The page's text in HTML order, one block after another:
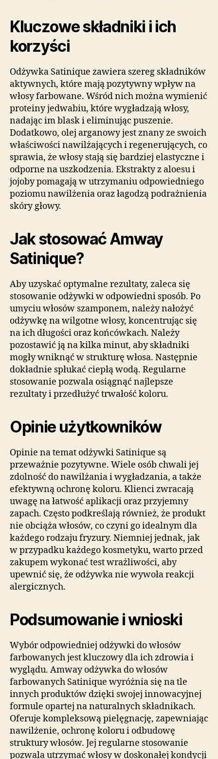
Kluczowe składniki i ich
korzyści
Odżywka Satinique zawiera szereg składników
aktywnych, które mają pozytywny wpływ na
włosy farbowane. Wśród nich można wymienić
proteiny jedwabiu, które wygładzają włosy,
nadając im blask i eliminując puszenie.
Dodatkowo, olej arganowy jest znany ze swoich
właściwości nawilżających i regenerujących, co
sprawia, że włosy stają się bardziej elastyczne i
odporne na uszkodzenia. Ekstrakty z aloesu i
jojoby pomagają w utrzymaniu odpowiedniego
poziomu nawilżenia oraz łagodzą podrażnienia
skóry głowy.
Jak stosować Amway
Satinique?
Aby uzyskać optymalne rezultaty, zaleca się
stosowanie odżywki w odpowiedni sposób. Po
umyciu włosów szamponem, należy nałożyć
odżywkę na wilgotne włosy, koncentrując się
na ich długości oraz końcówkach. Należy
pozostawić ją na kilka minut, aby składniki
mogły wniknąć w strukturę włosa. Następnie
dokładnie spłukać ciepłą wodą. Regularne
stosowanie pozwala osiągnąć najlepsze
rezultaty i przedłużyć trwałość koloru.
Opinie użytkowników
Opinie na temat odżywki Satinique są
przeważnie pozytywne. Wiele osób chwali jej
zdolność do nawilżania i wygładzania, a także
efektywną ochronę koloru. Klienci zwracają
uwagę na łatwość aplikacji oraz przyjemny
zapach. Często podkreślają również, że produkt
nie obciąża włosów, co czyni go idealnym dla
każdego rodzaju fryzury. Niemniej jednak, jak
w przypadku każdego kosmetyku, warto przed
zakupem wykonać test wrażliwości, aby
upewnić się, że odżywka nie wywoła reakcji
alergicznych.
Podsumowanie i wnioski
Wybór odpowiedniej odżywki do włosów
farbowanych jest kluczowy dla ich zdrowia i
wyglądu. Amway odżywka do włosów
farbowanych Satinique wyróżnia się na tle
innych produktów dzięki swojej innowacyjnej
formule opartej na naturalnych składnikach.
Oferuje kompleksową pielęgnację, zapewniając
nawilżenie, ochronę koloru i odbudowę
struktury włosów. Jej regularne stosowanie
pozwala utrzymać włosy w doskonałej kondycji